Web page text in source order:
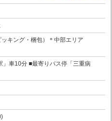
キング・梱包）＊中部エリア
」車10分 ■最寄りバス停「三重病